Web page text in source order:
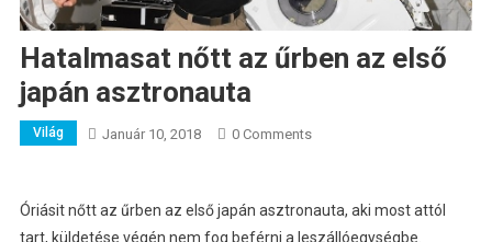
Hatalmasat nőtt az űrben az első
japán asztronauta
Világ Január 10, 2018 0 Comments
Óriásit nőtt az űrben az első japán asztronauta, aki most attól
tart, küldetése végén nem fog beférni a leszállóegységbe.